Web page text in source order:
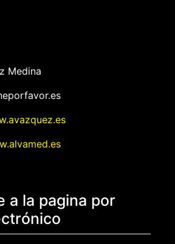
Medina
a la pagina por